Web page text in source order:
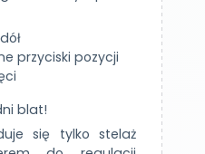
przyciski pozycji
blat!
się tylko stelaż